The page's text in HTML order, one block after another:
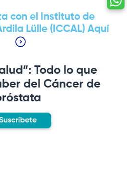
con el Instituto de
Lülle (ICCAL) Aquí
Todo lo que
del Cáncer de